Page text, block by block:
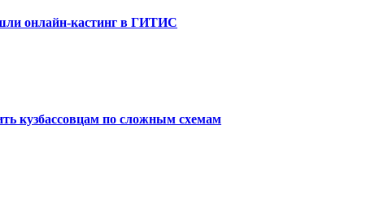
онлайн-кастинг в ГИТИС
кузбассовцам по сложным схемам